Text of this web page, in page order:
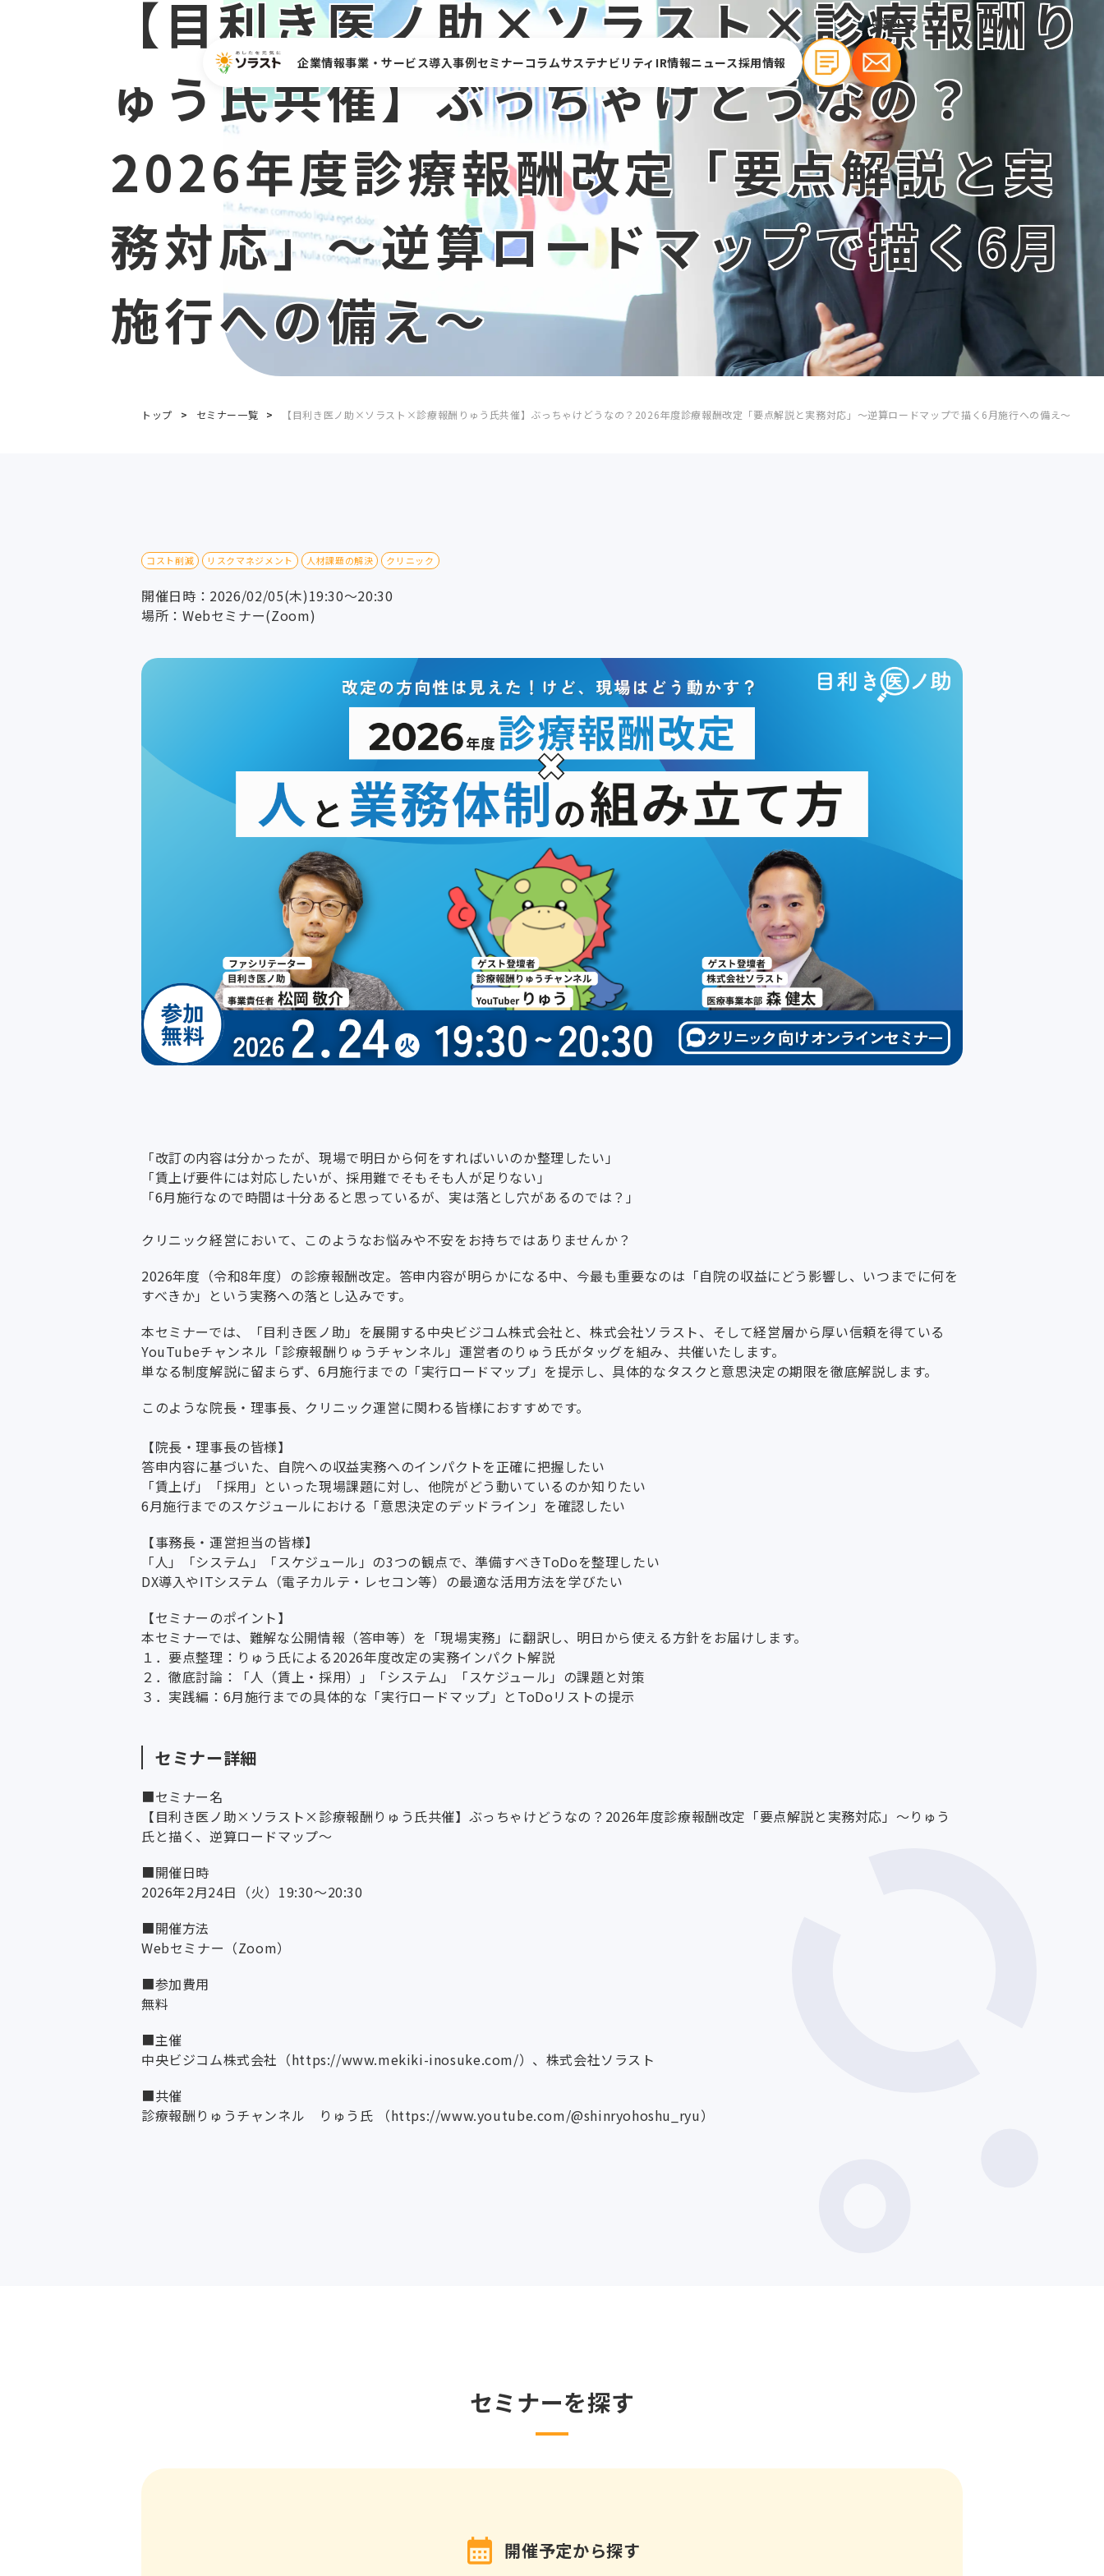
EN
企業情報
企業理念 トップメッセージ 会社概要 沿革
役員一覧 拠点一覧 グループ会社
事業・サービス
医療事業
病院向けサービス
クリニック・診療所向けサービス
医療機関の課題からサービスを探す
導入事例
セミナー
病院向けサービストップ
増収・増患 コスト削減
タスク・シフト/シェア 人材課題の解決
リスクマネジメント 患者満足度(PX)向上
経営支援 ソラストプラス
導入事例セミナーコラムサステナビリティ
サステナビリティテー
マ
環境への取り組み 人権 ダイバーシティ
ガバナンス コンプライアンス サステナビリティデー
タ集
IR情報
IRニュース 経営情報 業績・財務情報 IRライブラリ
株式情報 IRカレンダー
ニュース
IR情報 プレスリリース&トピ
ックス
採用情報
中途採用 新卒採用 障がい者採用 ソラストフォルテ
中途専門職(医療事務) 中途専門職(介護) 中途専門職(保育)
【目利き医ノ助×ソラスト×診療報酬り
ゅう氏共催】ぶっちゃけどうなの？
2026年度診療報酬改定「要点解説と実
務対応」～逆算ロードマップで描く6月
施行への備え～
トップ セミナー一覧 【目利き医ノ助×ソラスト×診療報酬りゅう氏共催】ぶっちゃけどうなの？2026年度診療報酬改定「要点解説と実務対応」～逆算ロードマップで描く6月施行への備え～
コスト削減 リスクマネジメント 人材課題の解決 クリニック
開催日時：2026/02/05(木)19:30～20:30
場所：Webセミナー(Zoom)
「改訂の内容は分かったが、現場で明日から何をすればいいのか整理したい」
「賃上げ要件には対応したいが、採用難でそもそも人が足りない」
「6月施行なので時間は十分あると思っているが、実は落とし穴があるのでは？」
クリニック経営において、このようなお悩みや不安をお持ちではありませんか？
2026年度（令和8年度）の診療報酬改定。答申内容が明らかになる中、今最も重要なのは「自院の収益にどう影響し、いつまでに何を
すべきか」という実務への落とし込みです。
本セミナーでは、「目利き医ノ助」を展開する中央ビジコム株式会社と、株式会社ソラスト、そして経営層から厚い信頼を得ている
YouTubeチャンネル「診療報酬りゅうチャンネル」運営者のりゅう氏がタッグを組み、共催いたします。
単なる制度解説に留まらず、6月施行までの「実行ロードマップ」を提示し、具体的なタスクと意思決定の期限を徹底解説します。
このような院長・理事長、クリニック運営に関わる皆様におすすめです。
【院長・理事長の皆様】
答申内容に基づいた、自院への収益実務へのインパクトを正確に把握したい
「賃上げ」「採用」といった現場課題に対し、他院がどう動いているのか知りたい
6月施行までのスケジュールにおける「意思決定のデッドライン」を確認したい
【事務長・運営担当の皆様】
「人」「システム」「スケジュール」の3つの観点で、準備すべきToDoを整理したい
DX導入やITシステム（電子カルテ・レセコン等）の最適な活用方法を学びたい
【セミナーのポイント】
本セミナーでは、難解な公開情報（答申等）を「現場実務」に翻訳し、明日から使える方針をお届けします。
１．要点整理：りゅう氏による2026年度改定の実務インパクト解説
２．徹底討論：「人（賃上・採用）」「システム」「スケジュール」の課題と対策
３．実践編：6月施行までの具体的な「実行ロードマップ」とToDoリストの提示
セミナー詳細
■セミナー名
【目利き医ノ助×ソラスト×診療報酬りゅう氏共催】ぶっちゃけどうなの？2026年度診療報酬改定「要点解説と実務対応」～りゅう
氏と描く、逆算ロードマップ～
■開催日時
2026年2月24日（火）19:30～20:30
■開催方法
Webセミナー（Zoom）
■参加費用
無料
■主催
中央ビジコム株式会社（https://www.mekiki-inosuke.com/）、株式会社ソラスト
■共催
診療報酬りゅうチャンネル りゅう氏 （https://www.youtube.com/@shinryohoshu_ryu）
セミナーを探す
開催予定から探す